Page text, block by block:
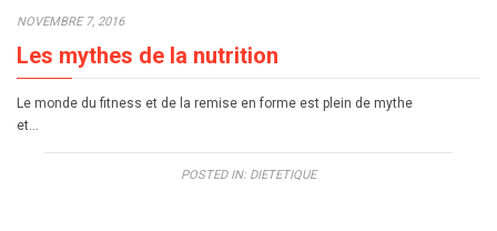
NOVEMBRE 7, 2016
Les mythes de la nutrition
Le monde du fitness et de la remise en forme est plein de mythe
et…
POSTED IN: DIETETIQUE